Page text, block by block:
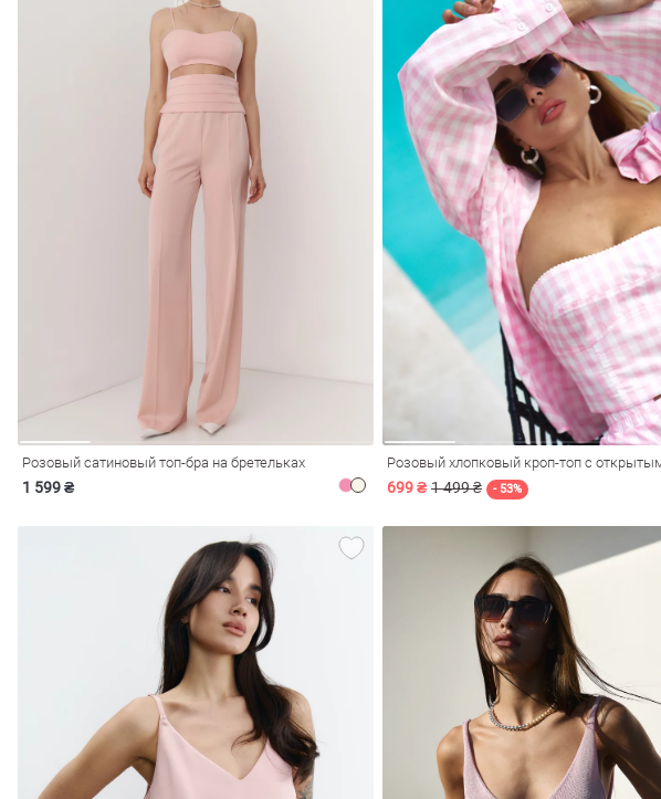
ОчкиКосметика
Розовый сатиновый топ-бра на бретельках
1 599 ₴ 699 ₴ 1 499 ₴ - 53%